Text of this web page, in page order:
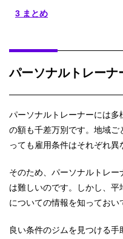
3 まとめ
パーソナルトレーナ
パーソナルトレーナーには
の額も千差万別です。地域ご
っても雇用条件はそれぞれ異
そのため、パーソナルトレ
は難しいのです。しかし、
についての情報を知っておい
良い条件のジムを見つける